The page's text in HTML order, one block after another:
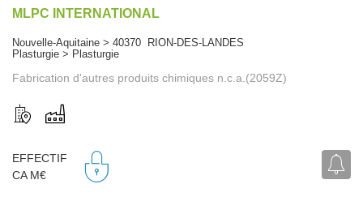
MLPC INTERNATIONAL
Nouvelle-Aquitaine > 40370 RION-DES-LANDES
Plasturgie > Plasturgie
Fabrication d'autres produits chimiques n.c.a.(2059Z)
EFFECTIF
CA M€